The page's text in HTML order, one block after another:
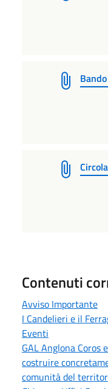
Contenuti
Avviso Importante
I Candelieri e il
Eventi
GAL Anglona
costruire
comunità del